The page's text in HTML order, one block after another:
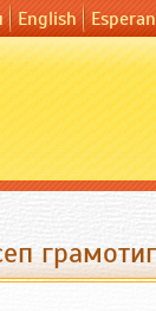
English